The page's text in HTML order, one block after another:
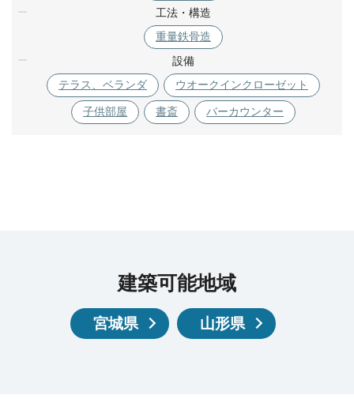
工法・構造
重量鉄骨造
設備
テラス、ベランダ
ウオークインクローゼット
子供部屋 書斎 バーカウンター
建築可能地域
宮城県 山形県